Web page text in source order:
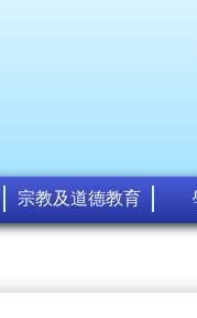
宗教及道德教育